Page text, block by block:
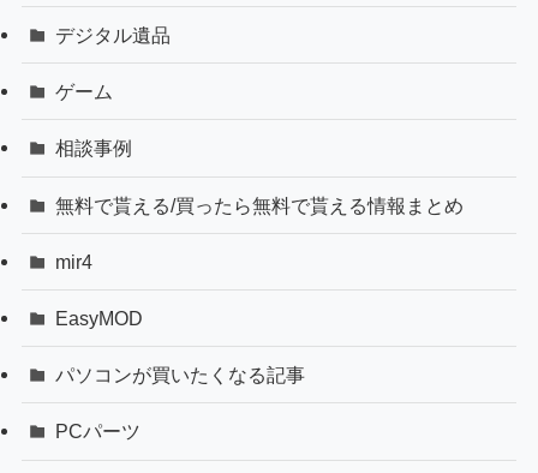
デジタル遺品
ゲーム
相談事例
無料で貰える/買ったら無料で貰える情報まとめ
mir4
EasyMOD
パソコンが買いたくなる記事
PCパーツ